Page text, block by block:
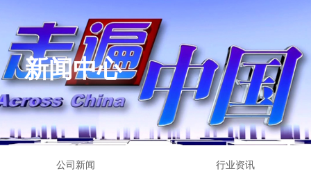
新闻中心
公司新闻 行业资讯